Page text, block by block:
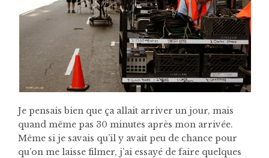
Je pensais bien que ça allait arriver un jour, mais
quand même pas 30 minutes après mon arrivée.
Même si je savais qu’il y avait peu de chance pour
qu’on me laisse filmer, j’ai essayé de faire quelques